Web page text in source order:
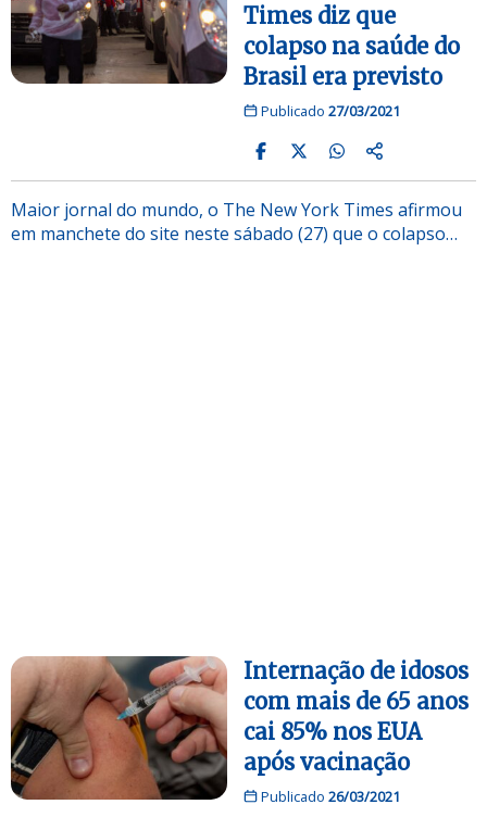
Times diz que
colapso na saúde do
Brasil era previsto
Publicado 27/03/2021
Maior jornal do mundo, o The New York Times afirmou
em manchete do site neste sábado (27) que o colapso…
Internação de idosos
com mais de 65 anos
cai 85% nos EUA
após vacinação
Publicado 26/03/2021